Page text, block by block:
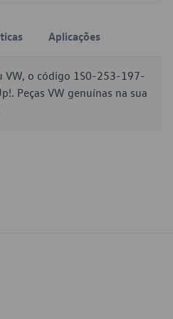
Aplicações
VW, o código 1S0-253-197-
Peças VW genuínas na sua